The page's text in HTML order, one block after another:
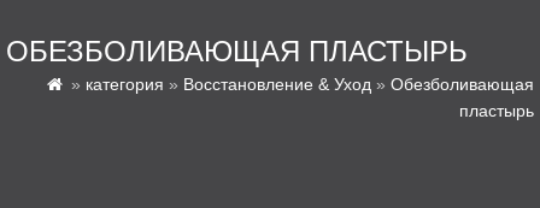
ОБЕЗБОЛИВАЮЩАЯ ПЛАСТЫРЬ
 » категория » Восстановление & Уход » Обезболивающая
пластырь